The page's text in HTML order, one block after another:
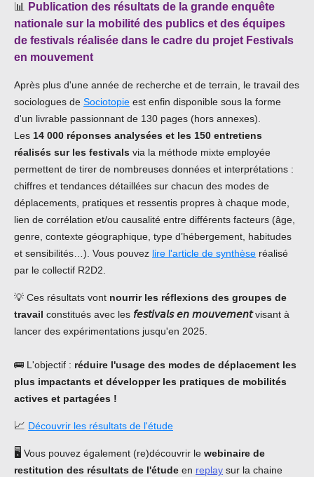
📊
Publication des résultats de la grande enquête
nationale sur la mobilité des publics et des équipes
de festivals réalisée dans le cadre du projet Festivals
en mouvement
Après plus d'une année de recherche et de terrain, le travail des
sociologues de Sociotopie est enfin disponible sous la forme
d'un livrable passionnant de 130 pages (hors annexes).
Les 14 000 réponses analysées et les 150 entretiens
réalisés sur les festivals via la méthode mixte employée
permettent de tirer de nombreuses données et interprétations :
chiffres et tendances détaillées sur chacun des modes de
déplacements, pratiques et ressentis propres à chaque mode,
lien de corrélation et/ou causalité entre différents facteurs (âge,
genre, contexte géographique, type d’hébergement, habitudes
et sensibilités…). Vous pouvez lire l'article de synthèse réalisé
par le collectif R2D2.
💡 Ces résultats vont nourrir les réflexions des groupes de
travail constitués avec les 𝘧𝘦𝘴𝘵𝘪𝘷𝘢𝘭𝘴 𝘦𝘯 𝘮𝘰𝘶𝘷𝘦𝘮𝘦𝘯𝘵visant à
lancer des expérimentations jusqu'en 2025.
🚌 L'objectif : réduire l'usage des modes de déplacement les
plus impactants et développer les pratiques de mobilités
actives et partagées !
📈 Découvrir les résultats de l'étude
🖥️ Vous pouvez également (re)découvrir le webinaire de
restitution des résultats de l'étude en replay sur la chaine